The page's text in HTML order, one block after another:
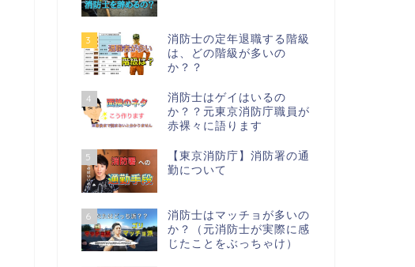
3
消防士の定年退職する階級
は、どの階級が多いの
か？？
4
消防士はゲイはいるの
か？？元東京消防庁職員が
赤裸々に語ります
5
【東京消防庁】消防署の通
勤について
6
消防士はマッチョが多いの
か？（元消防士が実際に感
じたことをぶっちゃけ）